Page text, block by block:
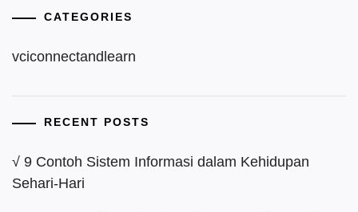
CATEGORIES
vciconnectandlearn
RECENT POSTS
√ 9 Contoh Sistem Informasi dalam Kehidupan
Sehari-Hari